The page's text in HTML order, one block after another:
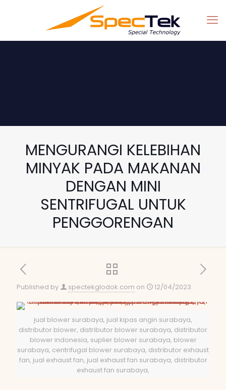
MENGURANGI KELEBIHAN
MINYAK PADA MAKANAN
DENGAN MINI
SENTRIFUGAL UNTUK
PENGGORENGAN
Published by spectekglodok.com on 12/04/2023
jual blower surabaya, jual kipas angin surabaya,
distributor blower, distributor blower surabaya, distributor
blower indonesia, suplier blower surabaya, blower
surabaya, centrifugal blower surabaya, distributor exhaust
fan, jual exhaust fan, jual exhaust fan surabaya, distributor
exhaust fan surabaya,